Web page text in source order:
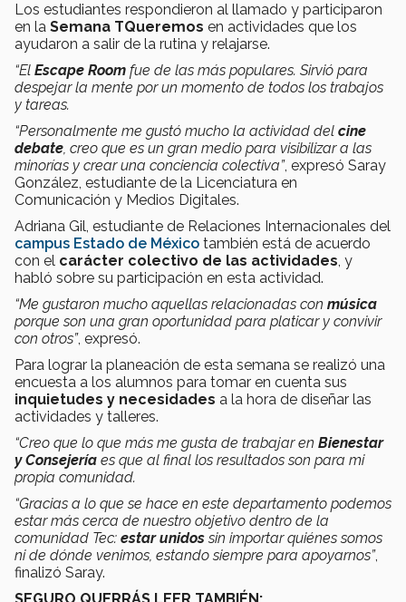
Los estudiantes respondieron al llamado y participaron
en la Semana TQueremos en actividades que los
ayudaron a salir de la rutina y relajarse.
“El Escape Room fue de las más populares. Sirvió para
despejar la mente por un momento de todos los trabajos
y tareas.
“Personalmente me gustó mucho la actividad del cine
debate, creo que es un gran medio para visibilizar a las
minorías y crear una conciencia colectiva”, expresó Saray
González, estudiante de la Licenciatura en
Comunicación y Medios Digitales.
Adriana Gil, estudiante de Relaciones Internacionales del
campus Estado de México también está de acuerdo
con el carácter colectivo de las actividades, y
habló sobre su participación en esta actividad.
“Me gustaron mucho aquellas relacionadas con música
porque son una gran oportunidad para platicar y convivir
con otros”, expresó.
Para lograr la planeación de esta semana se realizó una
encuesta a los alumnos para tomar en cuenta sus
inquietudes y necesidades a la hora de diseñar las
actividades y talleres.
“Creo que lo que más me gusta de trabajar en Bienestar
y Consejería es que al final los resultados son para mi
propia comunidad.
“Gracias a lo que se hace en este departamento podemos
estar más cerca de nuestro objetivo dentro de la
comunidad Tec: estar unidossin importar quiénes somos
ni de dónde venimos, estando siempre para apoyarnos”,
finalizó Saray.